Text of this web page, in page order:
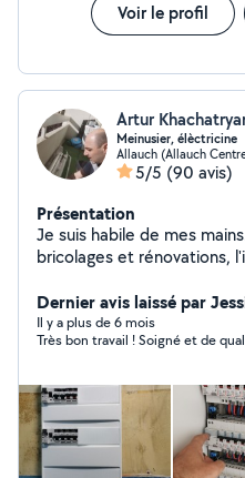
Voir le profil
Artur
Meinusier, élèctricine
Allauch (Allauch
5/5 (90 avis)
Présentation
Je suis habile de mes
bricolages et rénovations, l'installation de cuisine et
d'etagére, et de la parquet,
l'électricien.. . Je suis un artisan, et je propose mes
services à qui en a besoin.
Dernier avis laissé par
Il y a plus de 6 mois
Très bon travail ! Soigné et de